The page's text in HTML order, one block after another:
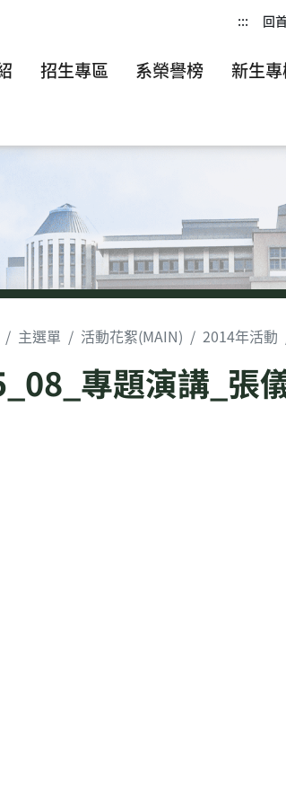
::: 回
招生專區 系榮譽榜 新生
主選單 活動花絮(MAIN) 2014年活動
專題演講_張